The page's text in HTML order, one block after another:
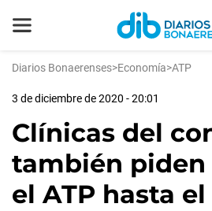
Diarios Bonaerenses>Economía>ATP
3 de diciembre de 2020 - 20:01
Clínicas del
también piden
el ATP hasta